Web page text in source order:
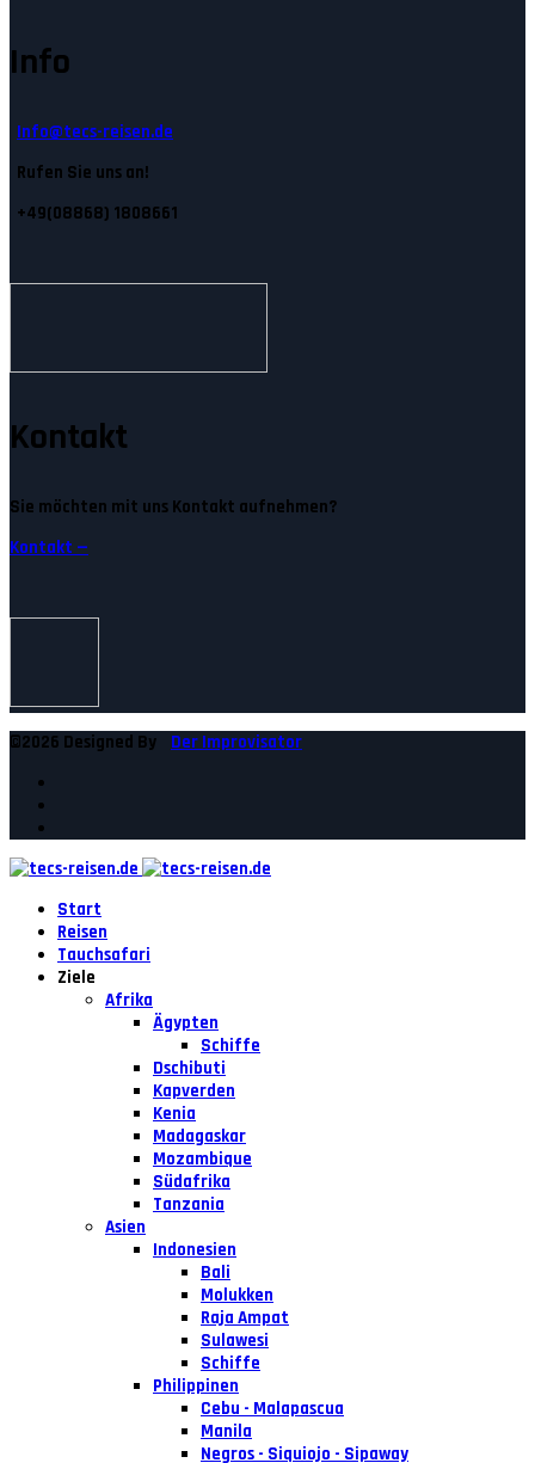
Info
Info@tecs-reisen.de
Rufen Sie uns an!
+49(08868) 1808661
Kontakt
Sie möchten mit uns Kontakt aufnehmen?
Kontakt —
©2026 Designed By Der Improvisator
Start
Reisen
Tauchsafari
Ziele
Afrika
Ägypten
Schiffe
Dschibuti
Kapverden
Kenia
Madagaskar
Mozambique
Südafrika
Tanzania
Asien
Indonesien
Bali
Molukken
Raja Ampat
Sulawesi
Schiffe
Philippinen
Cebu - Malapascua
Manila
Negros - Siquiojo - Sipaway